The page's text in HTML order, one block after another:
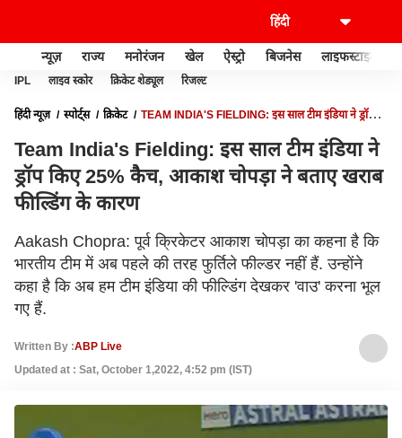
न्यूज़ राज्य मनोरंजन खेल ऐस्ट्रो बिजनेस लाइफस्टाइल
IPL लाइव स्कोर क्रिकेट शेड्यूल रिजल्ट
हिंदी न्यूज़ स्पोर्ट्स क्रिकेट
TEAM INDIA'S FIELDING: इस साल टीम इंडिया ने ड्रॉप
Team India's Fielding: इस साल टीम इंडिया ने
ड्रॉप किए 25% कैच, आकाश चोपड़ा ने बताए खराब
फील्डिंग के कारण
Aakash Chopra: पूर्व क्रिकेटर आकाश चोपड़ा का कहना है कि
भारतीय टीम में अब पहले की तरह फुर्तिले फील्डर नहीं हैं. उन्होंने
कहा है कि अब हम टीम इंडिया की फील्डिंग देखकर 'वाउ' करना भूल
गए हैं.
Written By :ABP Live
Updated at : Sat, October 1,2022, 4:52 pm (IST)